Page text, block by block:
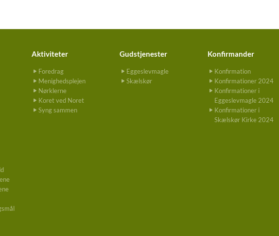
Aktiviteter
Foredrag
Menighedsplejen
Nørklerne
Koret ved Noret
Syng sammen
Gudstjenester
Eggeslevmagle
Skælskør
Konfirmander
Konfirmation
Konfirmationer 2024
Konfirmationer i
Eggeslevmagle 2024
Konfirmationer i
Skælskør Kirke 2024